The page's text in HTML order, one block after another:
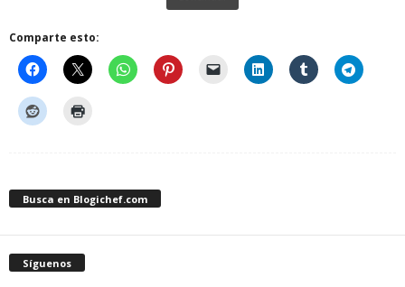
Comparte esto:
Busca en Blogichef.com
Síguenos